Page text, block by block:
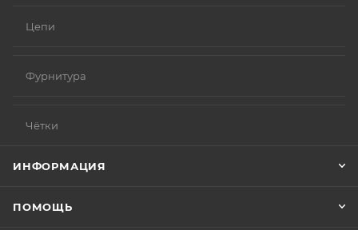
Цепи
Фурнитура
Чётки
ИНФОРМАЦИЯ
ПОМОЩЬ